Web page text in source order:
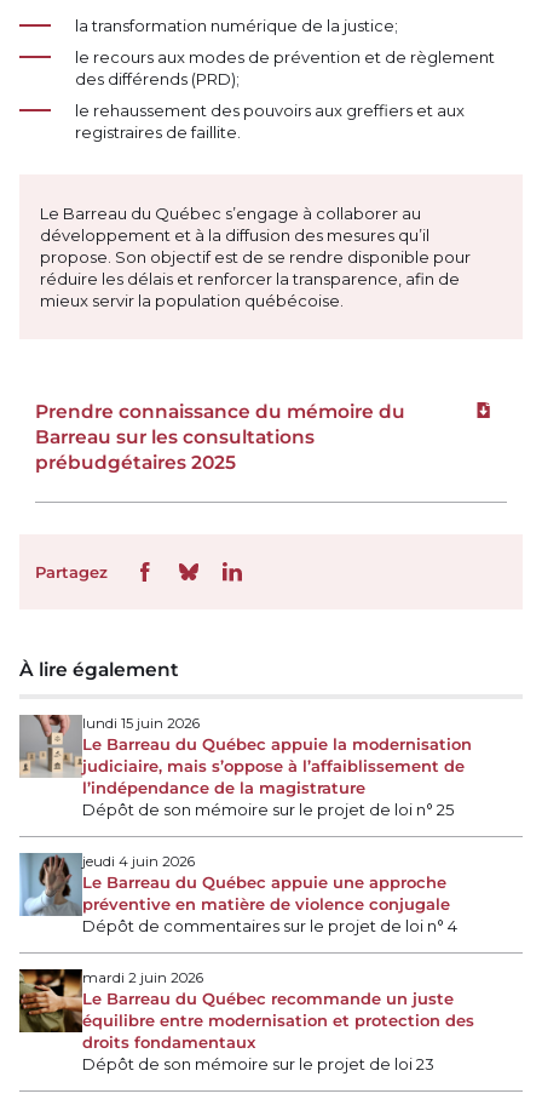
la transformation numérique de la justice;
le recours aux modes de prévention et de règlement
des différends (PRD);
le rehaussement des pouvoirs aux greffiers et aux
registraires de faillite.
Le Barreau du Québec s’engage à collaborer au
développement et à la diffusion des mesures qu’il
propose. Son objectif est de se rendre disponible pour
réduire les délais et renforcer la transparence, afin de
mieux servir la population québécoise.
Prendre connaissance du mémoire du
Barreau sur les consultations
prébudgétaires 2025
Partagez
À lire également
lundi 15 juin 2026
Le Barreau du Québec appuie la modernisation
judiciaire, mais s’oppose à l’affaiblissement de
l’indépendance de la magistrature
Dépôt de son mémoire sur le projet de loi n° 25
jeudi 4 juin 2026
Le Barreau du Québec appuie une approche
préventive en matière de violence conjugale
Dépôt de commentaires sur le projet de loi n° 4
mardi 2 juin 2026
Le Barreau du Québec recommande un juste
équilibre entre modernisation et protection des
droits fondamentaux
Dépôt de son mémoire sur le projet de loi 23